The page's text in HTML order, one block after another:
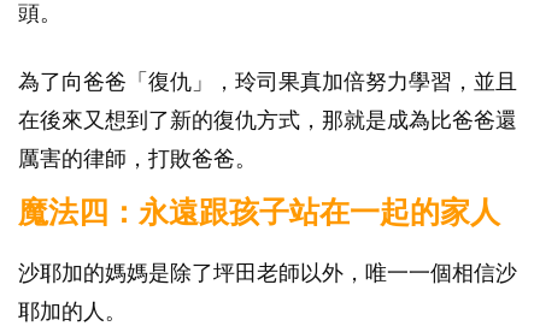
頭。
為了向爸爸「復仇」，玲司果真加倍努力學習，並且
在後來又想到了新的復仇方式，那就是成為比爸爸還
厲害的律師，打敗爸爸。
魔法四：永遠跟孩子站在一起的家人
沙耶加的媽媽是除了坪田老師以外，唯一一個相信沙
耶加的人。